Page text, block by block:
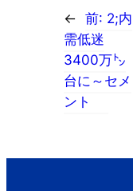
← 前: 2;内
需低迷
3400万㌧
台に～セメ
ント